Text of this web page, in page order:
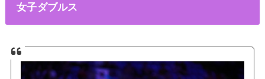
女子ダブルス